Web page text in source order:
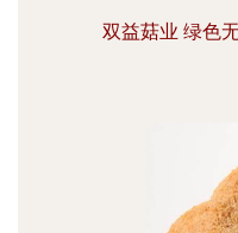
双益菇业 绿色